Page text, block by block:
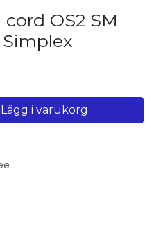
OS2 SM
Simplex
Lägg i varukorg